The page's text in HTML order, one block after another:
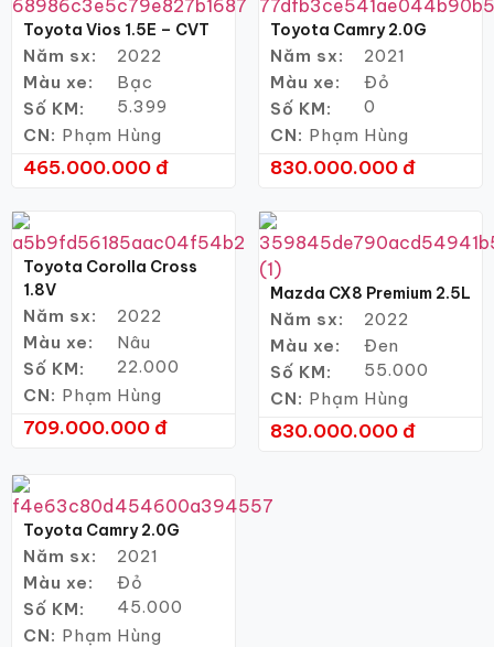
Toyota Vios 1.5E – CVT
Năm sx:
2022
Màu xe:
Bạc
Số KM:
5.399
CN: Phạm Hùng
465.000.000 đ
Toyota Camry 2.0G
Năm sx:
2021
Màu xe:
Đỏ
Số KM:
0
CN: Phạm Hùng
830.000.000 đ
Toyota Corolla Cross
1.8V
Năm sx:
2022
Màu xe:
Nâu
Số KM:
22.000
CN: Phạm Hùng
709.000.000 đ
Mazda CX8 Premium 2.5L
Năm sx:
2022
Màu xe:
Đen
Số KM:
55.000
CN: Phạm Hùng
830.000.000 đ
Toyota Camry 2.0G
Năm sx:
2021
Màu xe:
Đỏ
Số KM:
45.000
CN: Phạm Hùng